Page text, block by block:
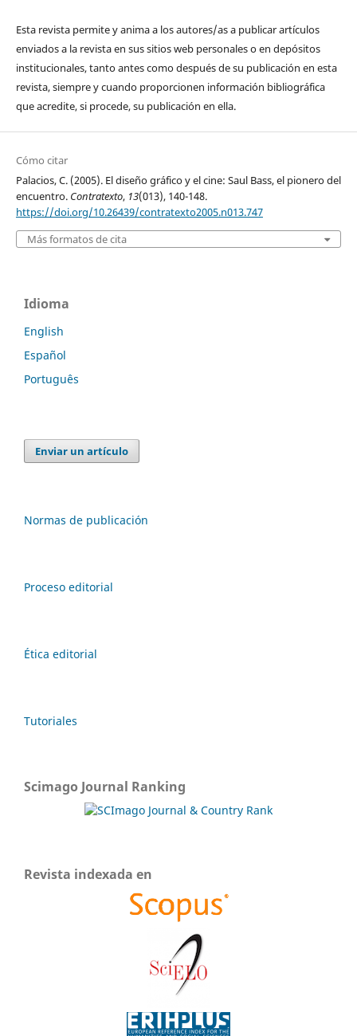
Esta revista permite y anima a los autores/as a publicar artículos
enviados a la revista en sus sitios web personales o en depósitos
institucionales, tanto antes como después de su publicación en esta
revista, siempre y cuando proporcionen información bibliográfica
que acredite, si procede, su publicación en ella.
Cómo citar
Palacios, C. (2005). El diseño gráfico y el cine: Saul Bass, el pionero del
encuentro. Contratexto, 13(013), 140-148.
https://doi.org/10.26439/contratexto2005.n013.747
Más formatos de cita
Idioma
English
Español
Português
Enviar un artículo
Normas de publicación
Proceso editorial
Ética editorial
Tutoriales
Scimago Journal Ranking
Revista indexada en